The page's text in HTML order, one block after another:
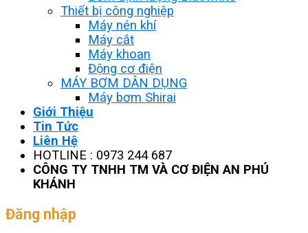
Thiết bị công nghiệp
Máy nén khí
Máy cắt
Máy khoan
Động cơ điện
MÁY BƠM DÂN DỤNG
Máy bơm Shirai
Giới Thiệu
Tin Tức
Liên Hệ
HOTLINE : 0973 244 687
CÔNG TY TNHH TM VÀ CƠ ĐIỆN AN PHÚ
KHÁNH
Đăng nhập